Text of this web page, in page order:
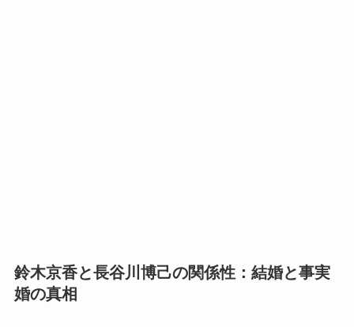
鈴木京香と長谷川博己の関係性：結婚と事実
婚の真相